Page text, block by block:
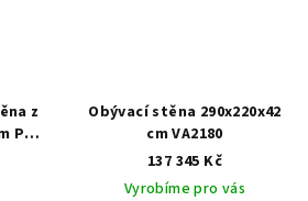
z
P-
Obývací stěna 290x220x42
cm VA2180
137 345 Kč
Vyrobíme pro vás